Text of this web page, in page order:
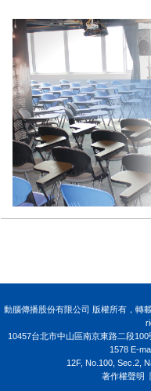
動腦傳播股份有限公司 版權所有，轉
10457台北市中山區南京東路二段100
1578 E-
12F, No.100, Sec.2,
著作權聲明